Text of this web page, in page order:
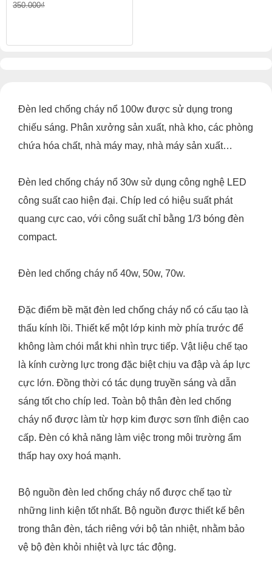
350.000₫
Đèn led chống cháy nổ 100w được sử dụng trong
chiếu sáng. Phân xưởng sản xuất, nhà kho, các phòng
chứa hóa chất, nhà máy may, nhà máy sản xuất…
Đèn led chống cháy nổ 30w sử dụng công nghệ LED
công suất cao hiện đại. Chíp led có hiệu suất phát
quang cực cao, với công suất chỉ bằng 1/3 bóng đèn
compact.
Đèn led chống cháy nổ 40w, 50w, 70w.
Đặc điểm bề mặt đèn led chống cháy nổ có cấu tạo là
thấu kính lồi. Thiết kế một lớp kinh mờ phía trước để
không làm chói mắt khi nhìn trực tiếp. Vật liệu chế tạo
là kính cường lực trong đặc biệt chịu va đập và áp lực
cực lớn. Đồng thời có tác dụng truyền sáng và dẫn
sáng tốt cho chíp led. Toàn bộ thân đèn led chống
cháy nổ được làm từ hợp kim được sơn tĩnh điện cao
cấp. Đèn có khả năng làm việc trong môi trường ẩm
thấp hay oxy hoá mạnh.
Bộ nguồn đèn led chống cháy nổ được chế tạo từ
những linh kiện tốt nhất. Bộ nguồn được thiết kế bên
trong thân đèn, tách riêng với bộ tản nhiệt, nhằm bảo
vệ bộ đèn khỏi nhiệt và lực tác động.